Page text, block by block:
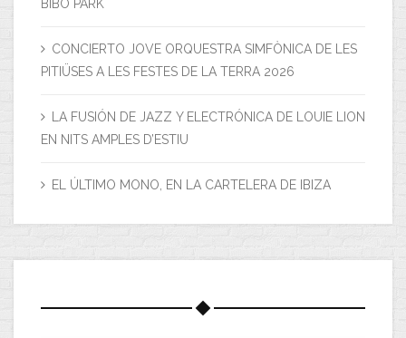
BIBO PARK
CONCIERTO JOVE ORQUESTRA SIMFÒNICA DE LES
PITIÜSES A LES FESTES DE LA TERRA 2026
LA FUSIÓN DE JAZZ Y ELECTRÓNICA DE LOUIE LION
EN NITS AMPLES D’ESTIU
EL ÚLTIMO MONO, EN LA CARTELERA DE IBIZA